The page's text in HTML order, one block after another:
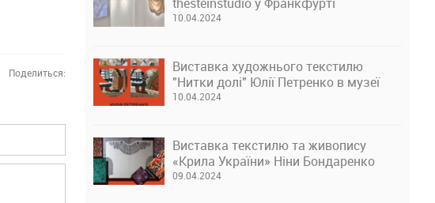
Поделиться:
10.04.2024
Виставка художнього текстилю
"Нитки долі" Юлії Петренко в музеї
10.04.2024
Виставка текстилю та живопису
«Крила України» Ніни Бондаренко
09.04.2024